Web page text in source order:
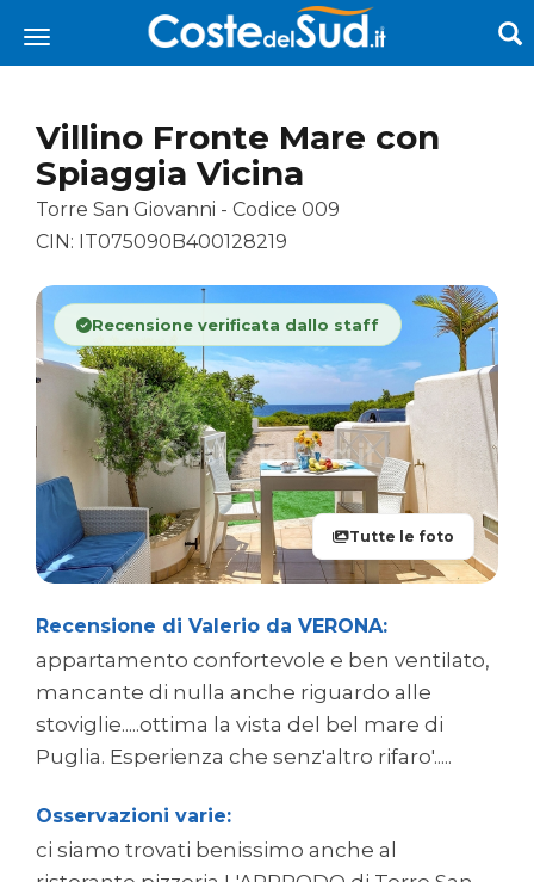
Villino Fronte Mare con
Spiaggia Vicina
Torre San Giovanni - Codice 009
CIN: IT075090B400128219
Recensione verificata dallo staff
Tutte le foto
Recensione di Valerio da VERONA:
appartamento confortevole e ben ventilato,
mancante di nulla anche riguardo alle
stoviglie.....ottima la vista del bel mare di
Puglia. Esperienza che senz'altro rifaro'.....
Osservazioni varie:
ci siamo trovati benissimo anche al